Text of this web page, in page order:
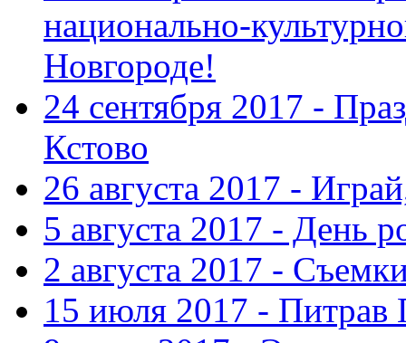
национально-
Новгороде!
24 сентября 2017 -
Кстово
26 августа 2017 -
5 августа 2017 - День
2 августа 2017 -
15 июля 2017 - Питрав